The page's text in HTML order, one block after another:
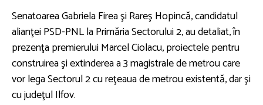
Senatoarea Gabriela Firea şi Rareş Hopincă, candidatul
alianţei PSD-PNL la Primăria Sectorului 2, au detaliat, în
prezenţa premierului Marcel Ciolacu, proiectele pentru
construirea şi extinderea a 3 magistrale de metrou care
vor lega Sectorul 2 cu reţeaua de metrou existentă, dar şi
cu judeţul Ilfov.